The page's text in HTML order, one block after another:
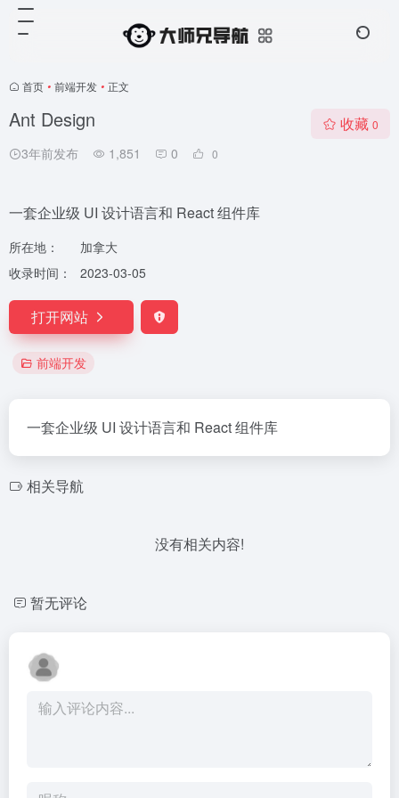
首页 • 前端开发 • 正文
Ant Design
3年前发布 1,851 0 0
收藏 0
一套企业级 UI 设计语言和 React 组件库
所在地：
加拿大
收录时间：
2023-03-05
打开网站
前端开发
一套企业级 UI 设计语言和 React 组件库
相关导航
没有相关内容!
暂无评论